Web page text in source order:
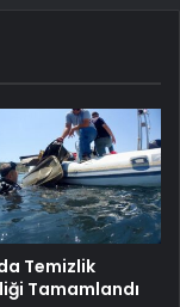
Temizlik
Tamamlandı